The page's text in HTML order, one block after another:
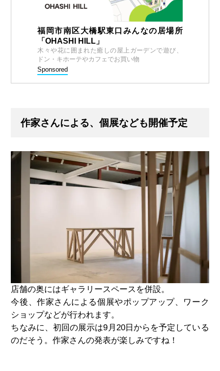
福岡市南区大橋駅東口みんなの居場所
「OHASHI HILL」
木々や花に囲まれた癒しの屋上ガーデンで遊び、
ドン・キホーテやカフェでお買い物
Sponsored
作家さんによる、個展なども開催予定
店舗の奥にはギャラリースペースを併設。
今後、作家さんによる個展やポップアップ、ワーク
ショップなどが行われます。
ちなみに、初回の展示は9月20日からを予定している
のだそう。作家さんの発表が楽しみですね！